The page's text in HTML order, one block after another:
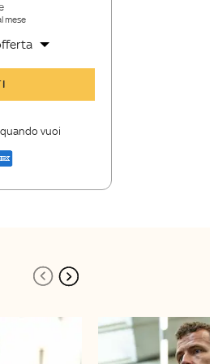
mese
di Sky Sport
vuoi